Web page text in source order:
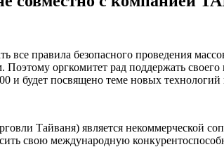
правила безопасного проведения
оргкомитет рад поддержать
и будет посвящено теме новых
Тайваня) является некоммерческой
свою международную